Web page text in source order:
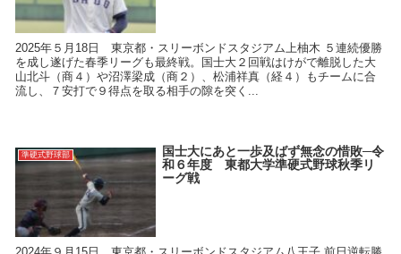
2025年５月18日 東京都・スリーボンドスタジアム上柚木 ５連続優勝
を成し遂げた春季リーグも最終戦。国士大２回戦はけがで離脱した大
山北斗（商４）や沼澤梁成（商２）、松浦祥真（経４）もチームに合
流し、７安打で９得点を取る相手の隙を突く...
準硬式野球部
国士大にあと一歩及ばず無念の惜敗─令
和６年度 東都大学準硬式野球秋季リ
ーグ戦